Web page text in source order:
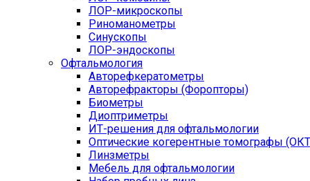
ЛОР-микроскопы
Риноманометры
Синускопы
ЛОР-эндоскопы
Офтальмология
Авторефкератометры
Авторефракторы (Форопторы)
Биометры
Диоптриметры
ИТ-решения для офтальмологии
Оптические когерентные томографы
Линзметры
Мебель для офтальмологии